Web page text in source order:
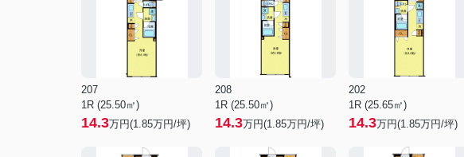
207
1R (25.50㎡)
14.3万円(1.85万円/坪)
208
1R (25.50㎡)
14.3万円(1.85万円/坪)
202
1R (25.65㎡)
14.3万円(1.85万円/坪)